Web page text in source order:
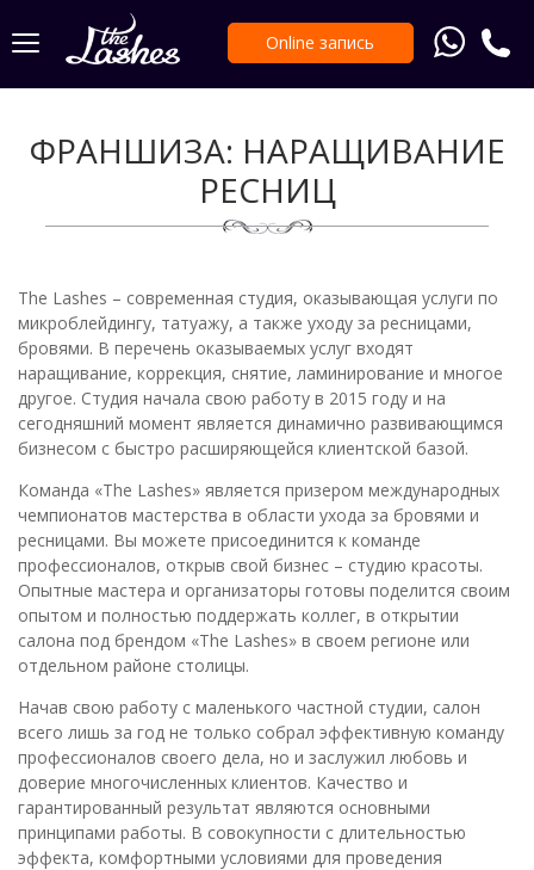
Online запись
ФРАНШИЗА: НАРАЩИВАНИЕ
РЕСНИЦ
The Lashes – современная студия, оказывающая услуги по
микроблейдингу, татуажу, а также уходу за ресницами,
бровями. В перечень оказываемых услуг входят
наращивание, коррекция, снятие, ламинирование и многое
другое. Студия начала свою работу в 2015 году и на
сегодняшний момент является динамично развивающимся
бизнесом с быстро расширяющейся клиентской базой.
Команда «The Lashes» является призером международных
чемпионатов мастерства в области ухода за бровями и
ресницами. Вы можете присоединится к команде
профессионалов, открыв свой бизнес – студию красоты.
Опытные мастера и организаторы готовы поделится своим
опытом и полностью поддержать коллег, в открытии
салона под брендом «The Lashes» в своем регионе или
отдельном районе столицы.
Начав свою работу с маленького частной студии, салон
всего лишь за год не только собрал эффективную команду
профессионалов своего дела, но и заслужил любовь и
доверие многочисленных клиентов. Качество и
гарантированный результат являются основными
принципами работы. В совокупности с длительностью
эффекта, комфортными условиями для проведения